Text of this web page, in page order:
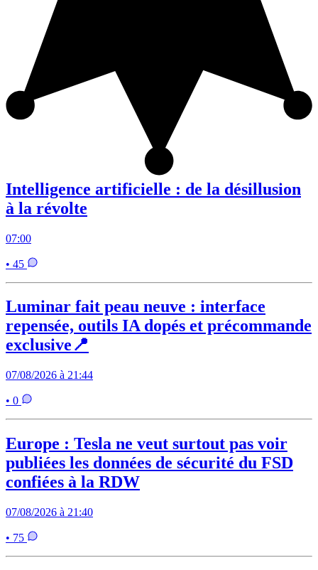
Intelligence artificielle : de la désillusion
à la révolte
07:00
• 45
Luminar fait peau neuve : interface
repensée, outils IA dopés et précommande
exclusive📍
07/08/2026 à 21:44
• 0
Europe : Tesla ne veut surtout pas voir
publiées les données de sécurité du FSD
confiées à la RDW
07/08/2026 à 21:40
• 75